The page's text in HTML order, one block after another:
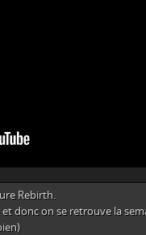
Rebirth.
et donc on se retrouve la